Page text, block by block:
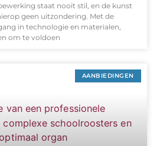
staat nooit stil, en de kunst
geen uitzondering. Met de
in technologie en materialen,
om te voldoen
AANBIEDINGEN